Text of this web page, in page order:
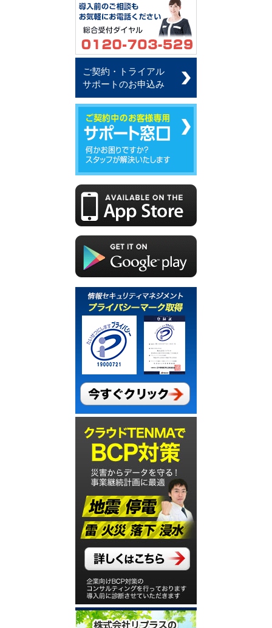
ご契約・トライアル
サポートのお申込み